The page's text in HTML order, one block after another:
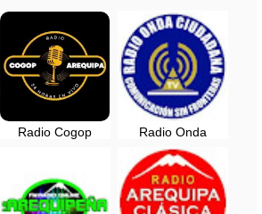
Radio Cogop
Radio Onda
Ciudadana en vivo
- Arequipa, Perú